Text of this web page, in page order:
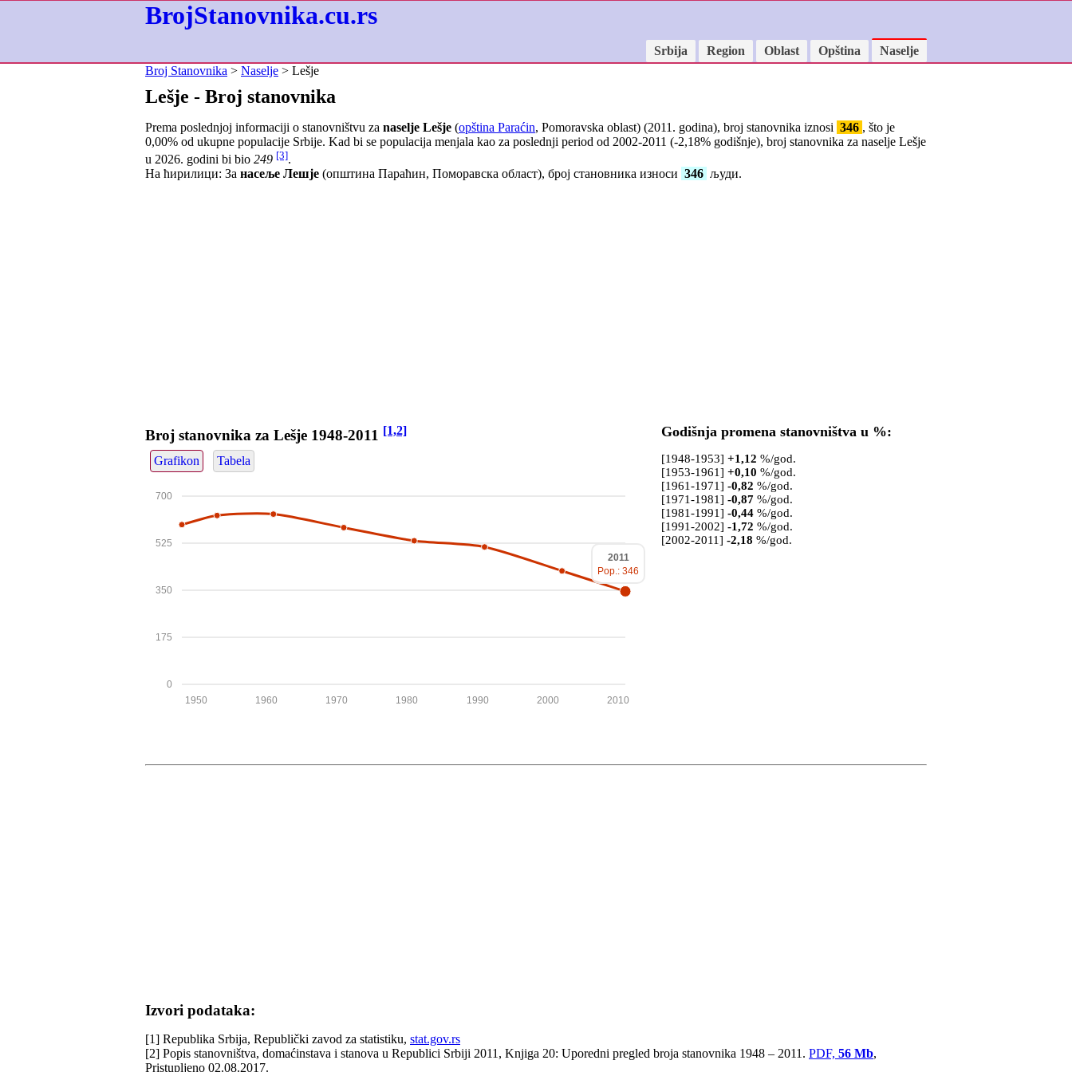
BrojStanovnika.cu.rs
Srbija Region Oblast Opština
Naselje
Broj Stanovnika > Naselje > Lešje
Lešje - Broj stanovnika
Prema poslednjoj informaciji o stanovništvu za naselje Lešje (opština Paraćin, Pomoravska oblast) (2011. godina), broj stanovnika iznosi 346 , što je
0,00% od ukupne populacije Srbije. Kad bi se populacija menjala kao za poslednji period od 2002-2011 (-2,18% godišnje), broj stanovnika za naselje Lešje
u 2026. godini bi bio 249 [3].
На ћирилици: За насеље Лешје (општина Параћин, Поморавска област), број становника износи 346 људи.
Broj stanovnika za Lešje 1948-2011 [1,2]
Grafikon Tabela
0
175
350
525
700
2010
2000
1990
1980
1970
1960
1950
2011
Pop.: 346
Godišnja promena stanovništva u %:
[1948-1953] +1,12 %/god.
[1953-1961] +0,10 %/god.
[1961-1971] -0,82 %/god.
[1971-1981] -0,87%/god.
[1981-1991] -0,44%/god.
[1991-2002] -1,72 %/god.
[2002-2011] -2,18 %/god.
Izvori podataka:
[1] Republika Srbija, Republički zavod za statistiku, stat.gov.rs
[2] Popis stanovništva, domaćinstava i stanova u Republici Srbiji 2011, Knjiga 20: Uporedni pregled broja stanovnika 1948 – 2011. PDF, 56 Mb,
Pristupljeno 02.08.2017.